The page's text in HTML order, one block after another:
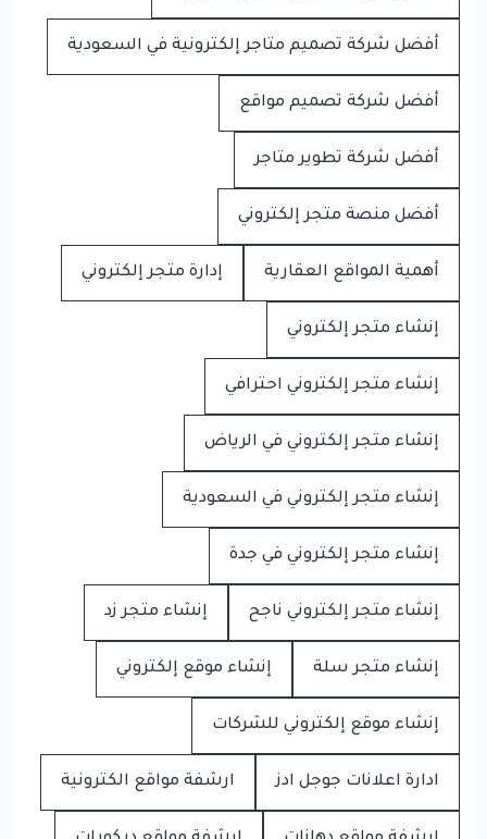
أفضل شركة تصميم متاجر إلكترونية في السعودية
أفضل شركة تصميم مواقع
أفضل شركة تطوير متاجر
أفضل منصة متجر إلكتروني
أهمية المواقع العقارية إدارة متجر إلكتروني
إنشاء متجر إلكتروني
إنشاء متجر إلكتروني احترافي
إنشاء متجر إلكتروني في الرياض
إنشاء متجر إلكتروني في السعودية
إنشاء متجر إلكتروني في جدة
إنشاء متجر إلكتروني ناجح إنشاء متجر زد
إنشاء متجر سلة إنشاء موقع إلكتروني
إنشاء موقع إلكتروني للشركات
ادارة اعلانات جوجل ادز ارشفة مواقع الكترونية